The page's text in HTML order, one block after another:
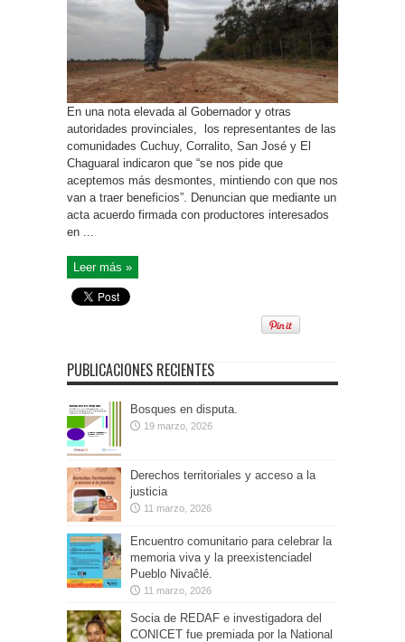
En una nota elevada al Gobernador y otras
autoridades provinciales, los representantes de las
comunidades Cuchuy, Corralito, San José y El
Chaguaral indicaron que “se nos pide que
aceptemos más desmontes, mintiendo con que nos
van a traer beneficios”. Denuncian que mediante un
acta acuerdo firmada con productores interesados
en ...
Leer más »
PUBLICACIONES RECIENTES
Bosques en disputa.
19 marzo, 2026
Derechos territoriales y acceso a la
justicia
11 marzo, 2026
Encuentro comunitario para celebrar la
memoria viva y la preexistenciadel
Pueblo Nivaĉlé.
11 marzo, 2026
Socia de REDAF e investigadora del
CONICET fue premiada por la National